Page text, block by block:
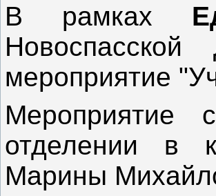
В рамках
мероприятие
Мероприятие
отделении в
Марины